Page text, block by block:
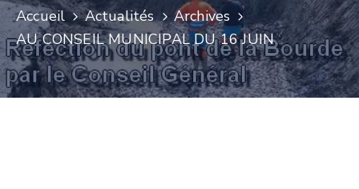
Vie
Locale
Enfance
Accueil Actualités
Archives
AU CONSEIL MUNICIPAL DU 16 JUIN